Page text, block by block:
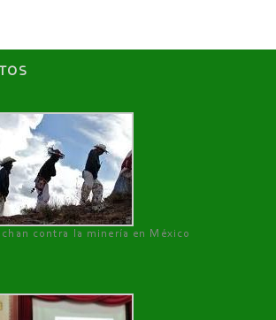
contra la minería en México